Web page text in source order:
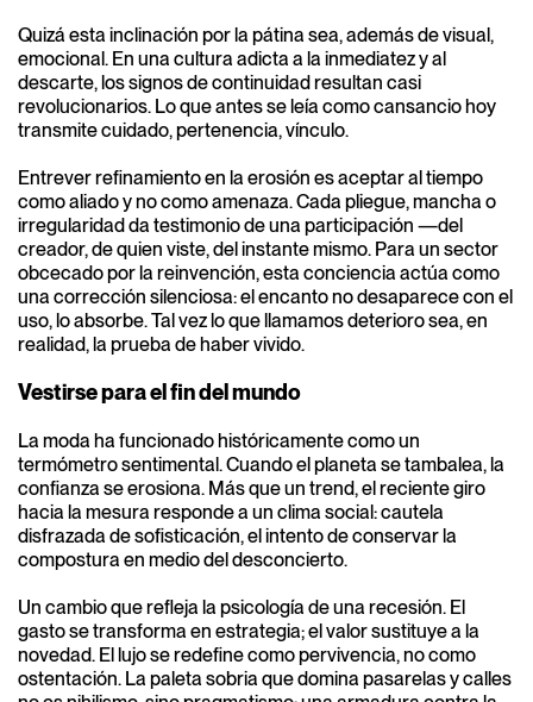
Quizá esta inclinación por la pátina sea, además de visual,
emocional. En una cultura adicta a la inmediatez y al
descarte, los signos de continuidad resultan casi
revolucionarios. Lo que antes se leía como cansancio hoy
transmite cuidado, pertenencia, vínculo.
Entrever refinamiento en la erosión es aceptar al tiempo
como aliado y no como amenaza. Cada pliegue, mancha o
irregularidad da testimonio de una participación —del
creador, de quien viste, del instante mismo. Para un sector
obcecado por la reinvención, esta conciencia actúa como
una corrección silenciosa: el encanto no desaparece con el
uso, lo absorbe. Tal vez lo que llamamos deterioro sea, en
realidad, la prueba de haber vivido.
Vestirse para el fin del mundo
La moda ha funcionado históricamente como un
termómetro sentimental. Cuando el planeta se tambalea, la
confianza se erosiona. Más que un trend, el reciente giro
hacia la mesura responde a un clima social: cautela
disfrazada de sofisticación, el intento de conservar la
compostura en medio del desconcierto.
Un cambio que refleja la psicología de una recesión. El
gasto se transforma en estrategia; el valor sustituye a la
novedad. El lujo se redefine como pervivencia, no como
ostentación. La paleta sobria que domina pasarelas y calles